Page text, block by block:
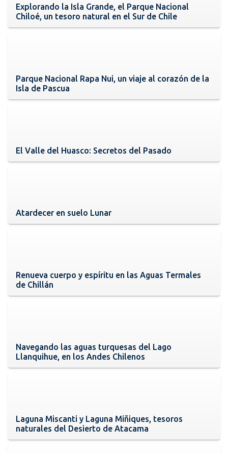
Explorando la Isla Grande, el Parque Nacional
Chiloé, un tesoro natural en el Sur de Chile
Parque Nacional Rapa Nui, un viaje al corazón de la
Isla de Pascua
El Valle del Huasco: Secretos del Pasado
Atardecer en suelo Lunar
Renueva cuerpo y espíritu en las Aguas Termales
de Chillán
Navegando las aguas turquesas del Lago
Llanquihue, en los Andes Chilenos
Laguna Miscanti y Laguna Miñiques, tesoros
naturales del Desierto de Atacama